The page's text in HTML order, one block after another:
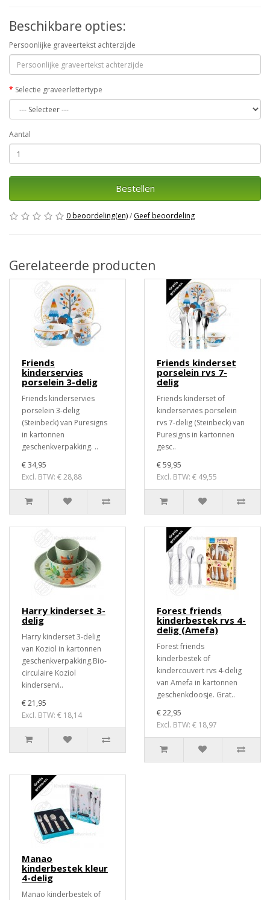
Beschikbare opties:
Persoonlijke graveertekst achterzijde
Selectie graveerlettertype
Aantal
Bestellen
0 beoordeling(en)/ Geef beoordeling
Gerelateerde producten
Friends
kinderservies
porselein 3-delig
Friends kinderservies
porselein 3-delig
(Steinbeck) van Puresigns
in kartonnen
geschenkverpakking. ..
€ 34,95
Excl. BTW: € 28,88
Friends kinderset
porselein rvs 7-
delig
Friends kinderset of
kinderservies porselein
rvs 7-delig (Steinbeck) van
Puresigns in kartonnen
gesc..
€ 59,95
Excl. BTW: € 49,55
Harry kinderset 3-
delig
Harry kinderset 3-delig
van Koziol in kartonnen
geschenkverpakking.Bio-
circulaire Koziol
kinderservi..
€ 21,95
Excl. BTW: € 18,14
Forest friends
kinderbestek rvs 4-
delig (Amefa)
Forest friends
kinderbestek of
kindercouvert rvs 4-delig
van Amefa in kartonnen
geschenkdoosje. Grat..
€ 22,95
Excl. BTW: € 18,97
Manao
kinderbestek kleur
4-delig
Manao kinderbestek of